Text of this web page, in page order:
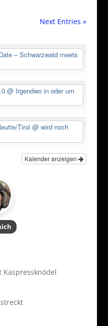
Next Entries »
– Schwarzwald meets
@ Irgendwo in oder um
Tirol@ wird noch
Kalender anzeigen
Kaspressknödel